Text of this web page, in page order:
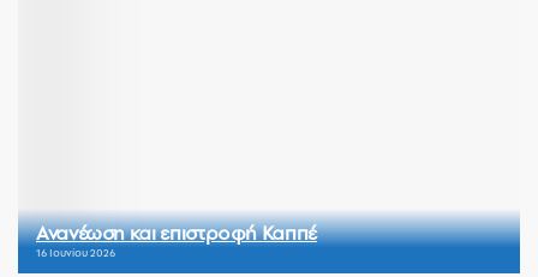
Ανανέωση και επιστροφή Καππέ
16 Ιουνίου 2026